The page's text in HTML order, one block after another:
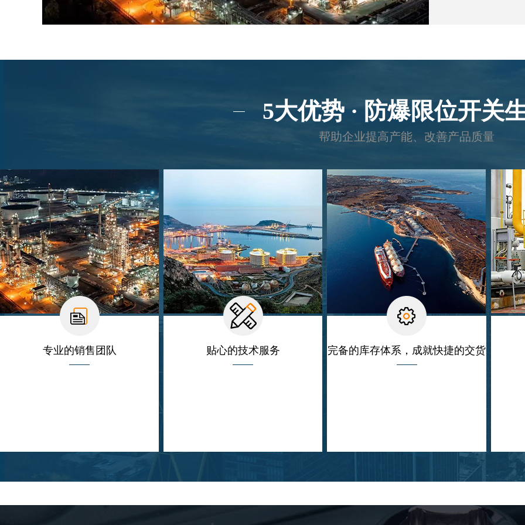
5大优势 · 防爆限位开关
帮助企业提高产能、改善产品质量
专业的销售团队 贴心的技术服务 完备的库存体系，成就快捷的交货